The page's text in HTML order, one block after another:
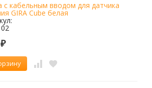
с кабельным вводом для датчика
GIRA Cube белая
₽